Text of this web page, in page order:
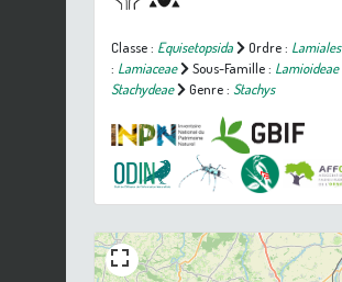
Classe : Equisetopsida Ordre : Lamiales
: Lamiaceae Sous-Famille : Lamioideae
Stachydeae
Genre : Stachys